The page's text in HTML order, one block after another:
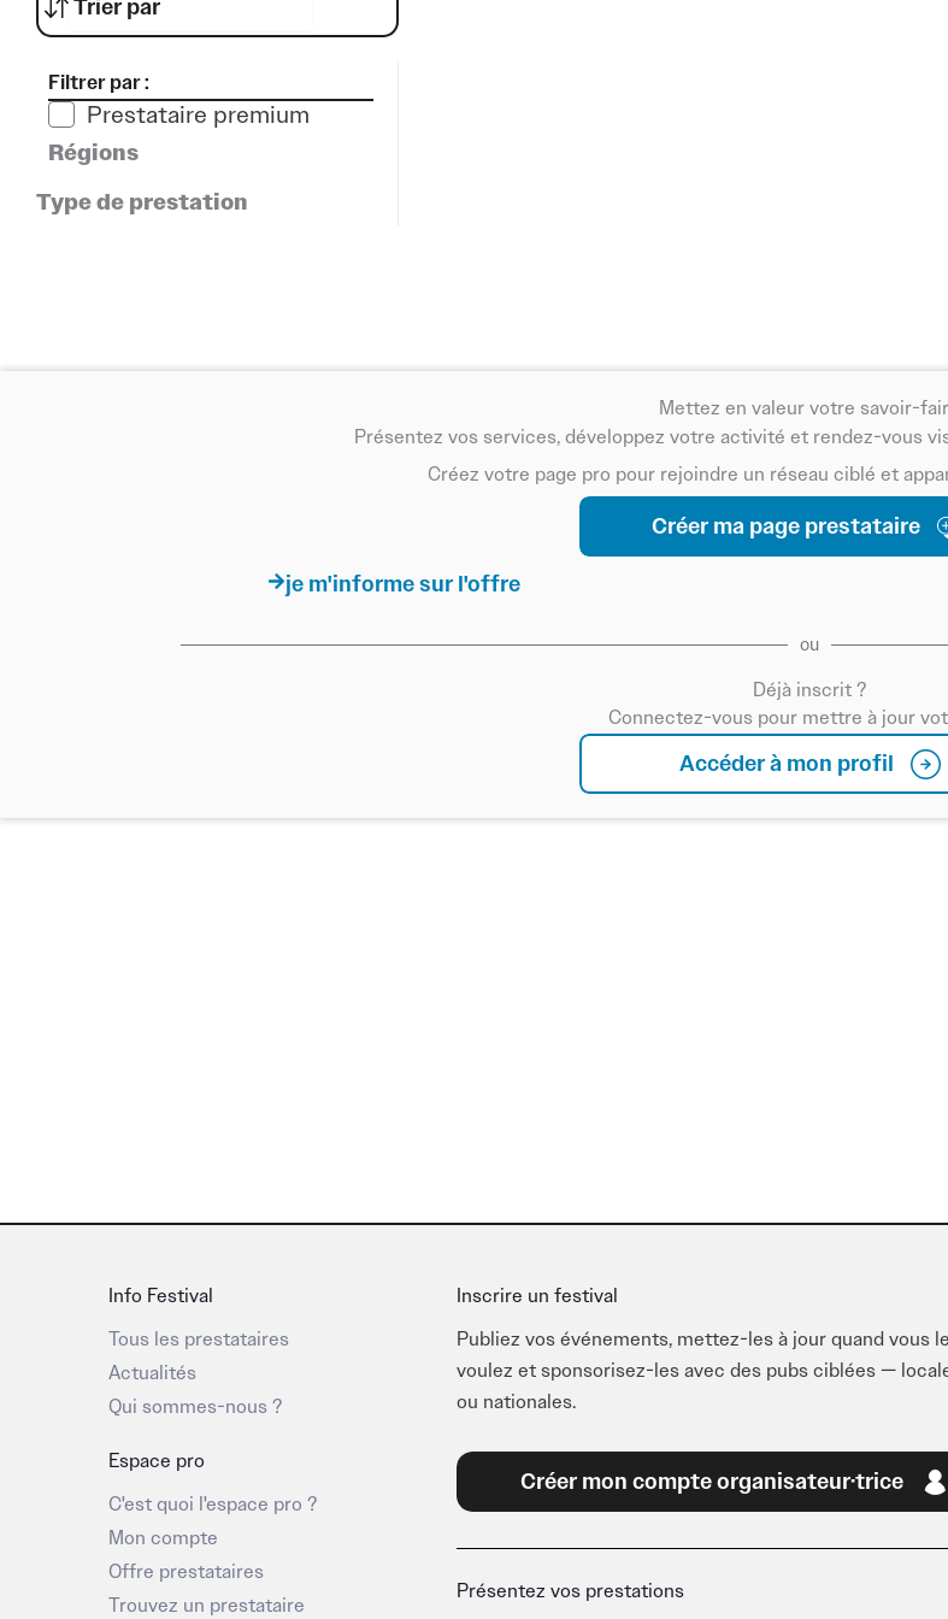
Sur Info Festival, retrouvez des prestataires spécialisés en nettoyage et gestion des déchets, pour que
Filtrer par :
Prestataire premium
Régions
Type de prestation
Mettez en valeur votre savoir-
Présentez vos services, développez votre activité et rendez-vous
Créez votre page pro pour rejoindre un réseau ciblé et
Créer ma page prestataire
je m'informe sur l'offre
ou
Déjà inscrit ?
Connectez-vous pour mettre à jour
Accéder à mon profil
Info Festival
Tous les prestataires
Actualités
Qui sommes-nous ?
Espace pro
C'est quoi l'espace pro ?
Mon compte
Offre prestataires
Trouvez un prestataire
Inscrire un festival
Publiez vos événements, mettez-les à jour quand vous le
voulez et sponsorisez-les avec des pubs ciblées —
ou nationales.
Créer mon compte organisateur·trice
Présentez vos prestations